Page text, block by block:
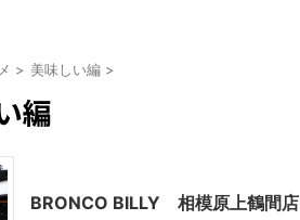
> 美味しい編 >
編
BRONCO BILLY 相模原上鶴間店